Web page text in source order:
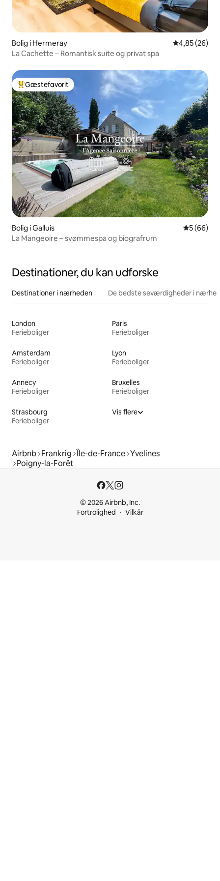
Bolig i Hermeray 4,85 ud af 5 i
4,85 (26)
La Cachette – Romantisk suite og privat spa
Bedste gæstefavorit
Gæstefavorit
Bolig i Galluis 5 ud af 5 i
5 (66)
La Mangeoire – svømmespa og biografrum
Destinationer, du kan udforske
Destinationer i nærheden De bedste seværdigheder i
London
Ferieboliger
Paris
Ferieboliger
Amsterdam
Ferieboliger
Lyon
Ferieboliger
Annecy
Ferieboliger
Bruxelles
Ferieboliger
Strasbourg
Ferieboliger
Vis flere
Airbnb Frankrig Île-de-France Yvelines
Poigny-la-Forêt
© 2026 Airbnb, Inc.
Fortrolighed
Vilkår